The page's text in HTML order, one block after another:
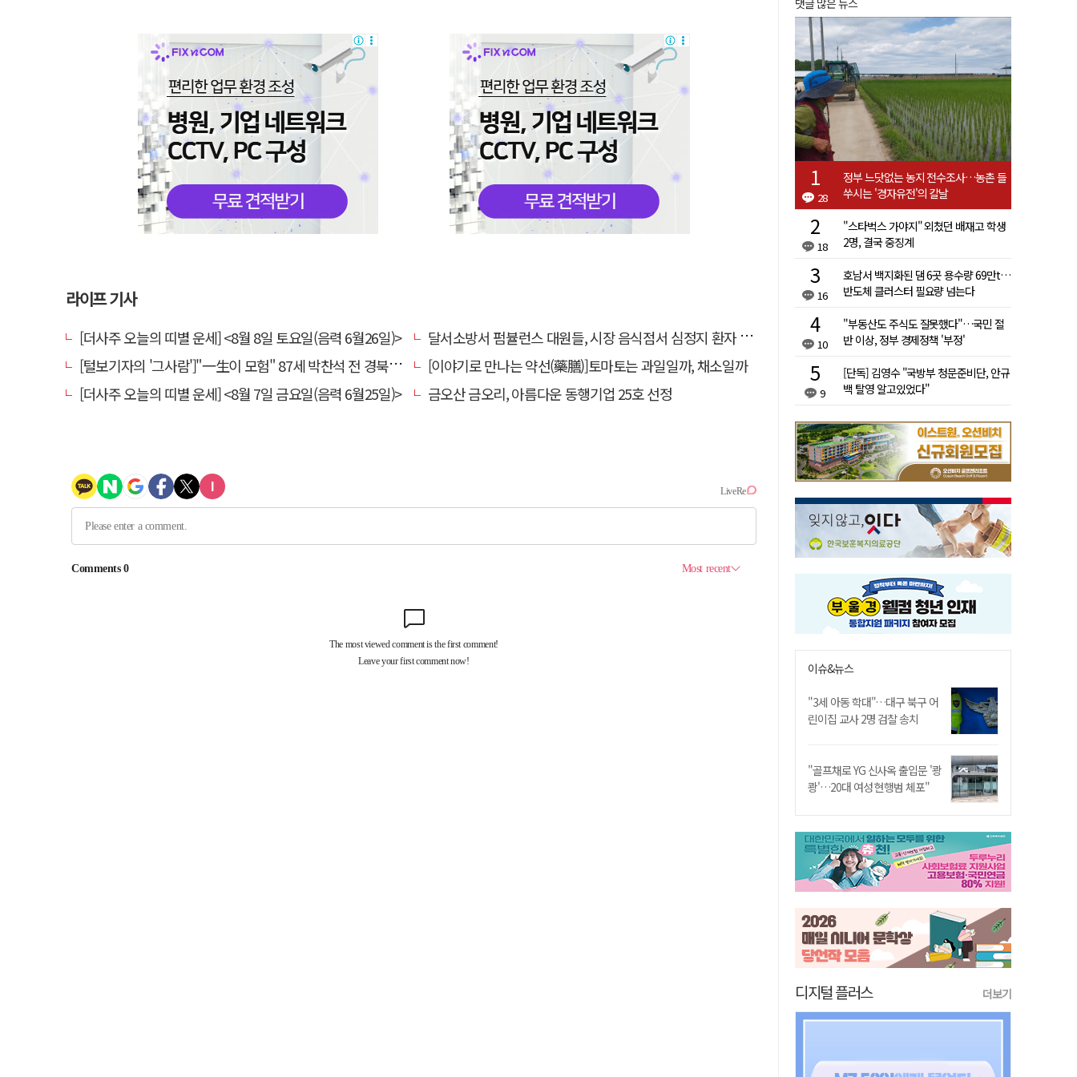
라이프 기사
[더사주 오늘의 띠별 운세] <8월 8일 토요일(음력 6월26일)>
달서소방서 펌뷸런스 대원들, 시장 음식점서 심정지 환자 생명 살려
[털보기자의 '그사람']"一生이 모험" 87세 박찬석 전 경북대 총장
[이야기로 만나는 약선(藥膳)]토마토는 과일일까, 채소일까
[더사주 오늘의 띠별 운세] <8월 7일 금요일(음력 6월25일)>
금오산 금오리, 아름다운 동행기업 25호 선정
댓글 많은 뉴스
28
정부 느닷없는 농지 전수조사…농촌 들
쑤시는 '경자유전'의 칼날
18
"스타벅스 가야지" 외쳤던 배재고 학생
2명, 결국 중징계
16
호남서 백지화된 댐 6곳 용수량 69만t…
반도체 클러스터 필요량 넘는다
10
"부동산도 주식도 잘못했다"…국민 절
반 이상, 정부 경제정책 '부정'
9
[단독] 김영수 "국방부 청문준비단, 안규
백 탈영 알고있었다"
이슈&뉴스
"3세 아동 학대"…대구 북구 어
린이집 교사 2명 검찰 송치
"골프채로 YG 신사옥 출입문 '쾅
쾅'…20대 여성 현행범 체포"
디지털 플러스 더보기